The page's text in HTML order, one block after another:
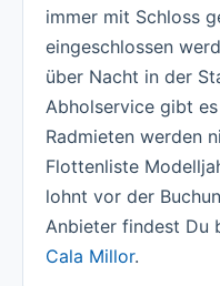
immer mit Schloss
eingeschlossen
über Nacht in der
Abholservice gibt
Radmieten werden
Flottenliste
lohnt vor der
Anbieter findest Du
Cala Millor.